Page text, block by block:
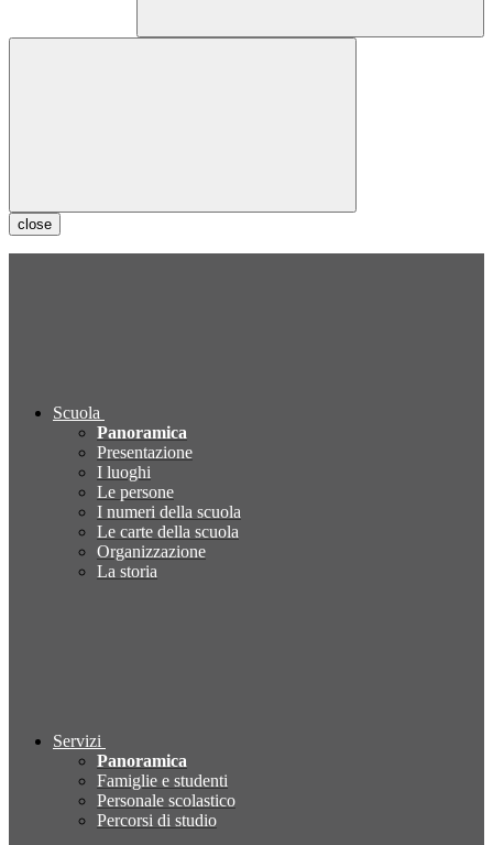
close
Scuola
Panoramica
Presentazione
I luoghi
Le persone
I numeri della scuola
Le carte della scuola
Organizzazione
La storia
Servizi
Panoramica
Famiglie e studenti
Personale scolastico
Percorsi di studio